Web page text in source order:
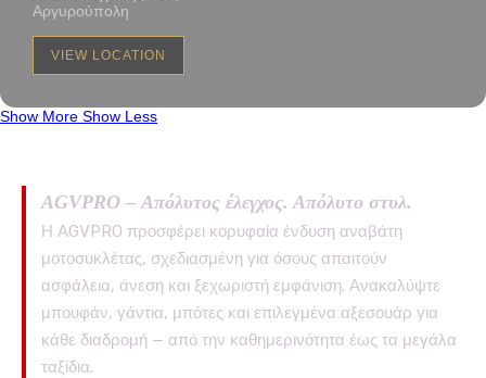
Αργυρούπολη
VIEW LOCATION
Show More Show Less
AGVPRO – Απόλυτος έλεγχος. Απόλυτο στυλ.
Η AGVPRO προσφέρει κορυφαία ένδυση αναβάτη
μοτοσυκλέτας, σχεδιασμένη για όσους απαιτούν
ασφάλεια, άνεση και ξεχωριστή εμφάνιση. Ανακαλύψτε
μπουφάν, γάντια, μπότες και επιλεγμένα αξεσουάρ για
κάθε διαδρομή — από την καθημερινότητα έως τα μεγάλα
ταξίδια.